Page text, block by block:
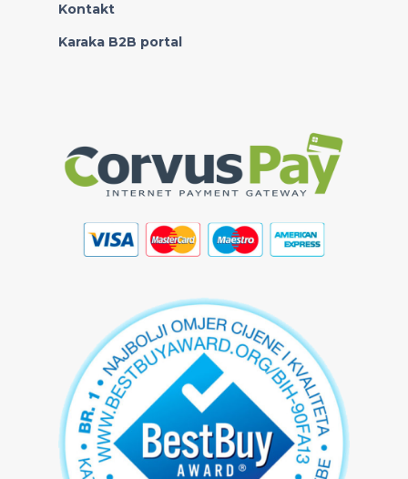
Kontakt
Karaka B2B portal